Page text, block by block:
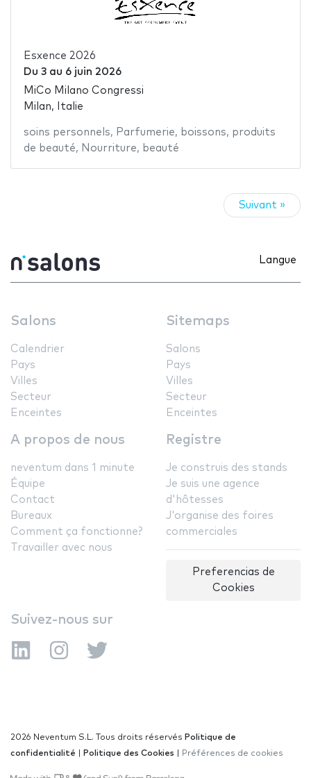
Esxence 2026
Du 3au 6 juin 2026
MiCo Milano Congressi
Milan, Italie
soins personnels, Parfumerie, boissons, produits
de beauté, Nourriture, beauté
Suivant »
Langue
Salons
Calendrier
Pays
Villes
Secteur
Enceintes
Sitemaps
Salons
Pays
Villes
Secteur
Enceintes
A propos de nous
neventum dans 1 minute
Équipe
Contact
Bureaux
Comment ça fonctionne?
Travailler avec nous
Registre
Je construis des stands
Je suis une agence
d'hôtesses
J'organise des foires
commerciales
Preferencias de
Cookies
Suivez-nous sur
2026 Neventum S.L. Tous droits réservés Politique de
confidentialité
Politique des Cookies Préférences de cookies